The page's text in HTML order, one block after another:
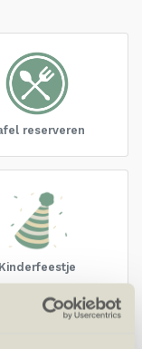
reserveren
Kinderfeestje